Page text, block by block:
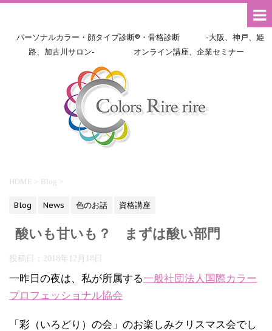
パーソナルカラー・顔タイプ診断®・骨格診断 -大阪、神戸、姫
路、加古川サロン- オンライン講座、企業セミナー
HOME > Blog >
Blog News 色のお話 資格講座
酸いも甘いも？ まずは酸い部門
投稿日： 2018年12月18日
一昨日の夜は、私が所属する一般社団法人国際カラー
プロフェッショナル協会
「彩（いろどり）の会」のお楽しみクリスマス会でし